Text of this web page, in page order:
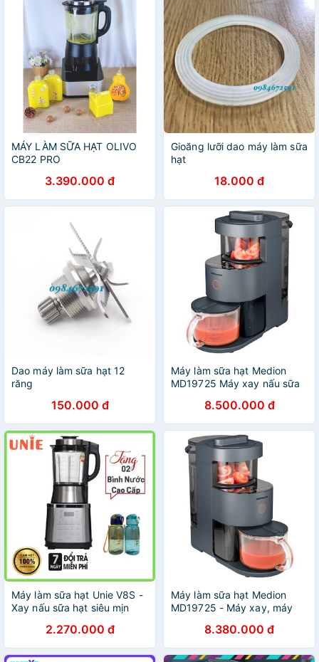
MÁY LÀM SỮA HẠT OLIVO
CB22 PRO
3.390.000 đ
Gioăng lưỡi dao máy làm sữa
hạt
18.000 đ
Dao máy làm sữa hạt 12
răng
150.000 đ
Máy làm sữa hạt Medion
MD19725 Máy xay nấu sữa
8.500.000 đ
Máy làm sữa hạt Unie V8S -
Xay nấu sữa hạt siêu mịn
2.270.000 đ
Máy làm sữa hạt Medion
MD19725 - Máy xay, máy
8.380.000 đ